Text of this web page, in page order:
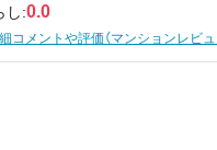
し:0.0
コメントや評価（マンションレビュ